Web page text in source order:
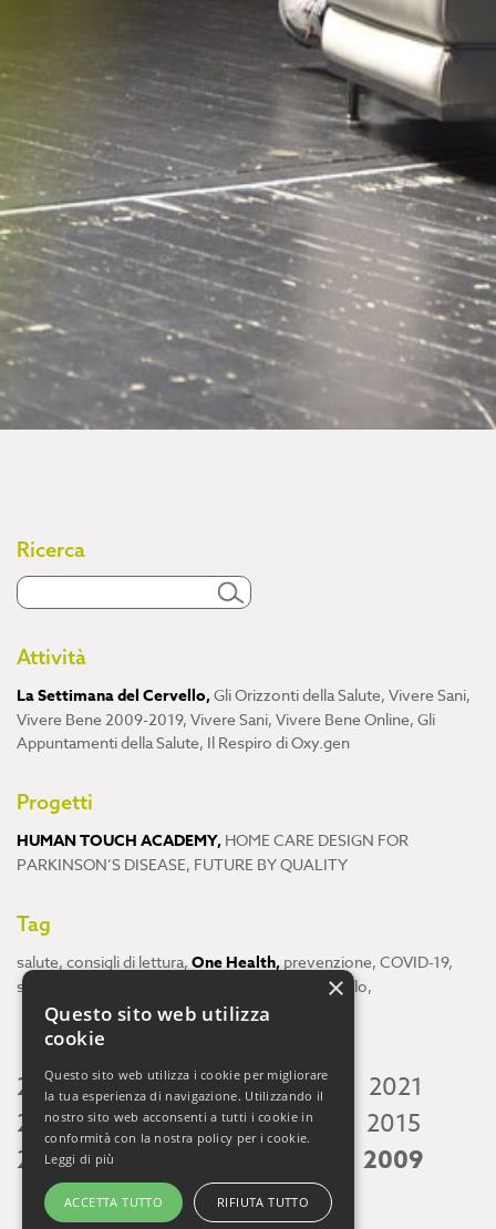
Ricerca
Attività
La Settimana del Cervello,Gli Orizzonti della Salute, Vivere Sani,
Vivere Bene 2009-2019, Vivere Sani, Vivere Bene Online, Gli
Appuntamenti della Salute, Il Respiro di Oxy.gen
Progetti
HUMAN TOUCH ACADEMY, HOME CARE DESIGN FOR
PARKINSON’S DISEASE, FUTURE BY QUALITY
Tag
salute, consigli di lettura, One Health, prevenzione, COVID-19,
scienza
cervello,
2026 2025 2024 2023 2022
2021
2020 2019 2018 2017 2016
2015
2014 2013 2009
×
Questo sito web utilizza
cookie
Questo sito web utilizza i cookie per migliorare
la tua esperienza di navigazione. Utilizzando il
nostro sito web acconsenti a tutti i cookie in
conformità con la nostra policy per i cookie.
Leggi di più
ACCETTA TUTTO RIFIUTA TUTTO